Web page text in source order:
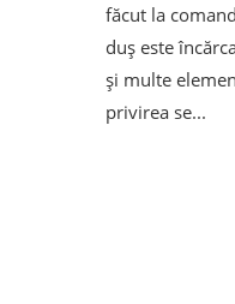
făcut la
duș este
și multe
privirea se...